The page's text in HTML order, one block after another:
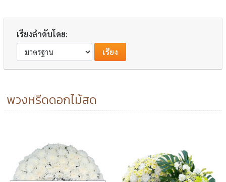
เรียงลำดับโดย:
พวงหรีดดอกไม้สด